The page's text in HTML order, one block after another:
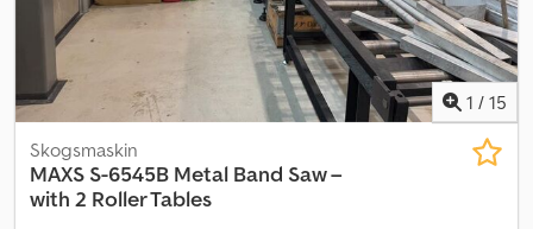
1 / 15
Skogsmaskin
MAXS S-6545B Metal Band Saw –
with 2 Roller Tables